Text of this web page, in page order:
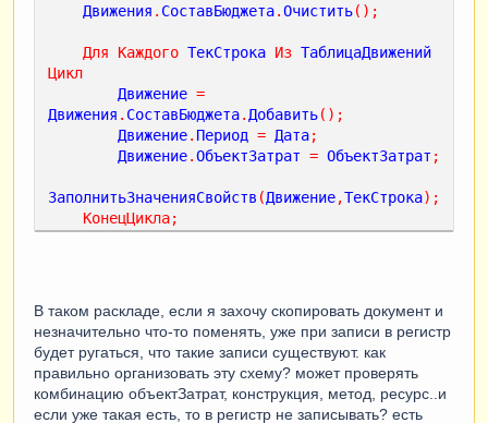
Движения . СоставБюджета.Очистить();
Для Каждого ТекСтрока Из ТаблицаДвижений
Цикл
Движение =
Движения . СоставБюджета. Добавить();
Движение. Период = Дата;
Движение.ОбъектЗатрат = ОбъектЗатрат ;
ЗаполнитьЗначенияСвойств (Движение,ТекСтрока);
КонецЦикла;
Запрос = Новый Запрос ("ВЫБРАТЬ
|
КонструкторБюджетаКонструкции.Конструкция
КАК
КонструкцияБюджета,
В таком раскладе, если я захочу скопировать документ и
незначительно что-то поменять, уже при записи в регистр
будет ругаться, что такие записи существуют. как
правильно организовать эту схему? может проверять
комбинацию объектЗатрат, конструкция, метод, ресурс..и
если уже такая есть, то в регистр не записывать? есть